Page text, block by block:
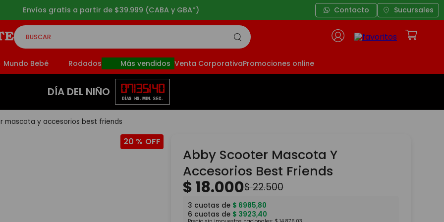
3 cuotas sin interés a partir de $49.999 Contacto Sucursales
BUSCAR
Mundo Bebé Rodados Más vendidos Venta CorporativaPromociones online
DÍA DEL NIÑO 07
DÍAS
13
HS.
51
MIN.
40
SEG.
mascota y accesorios best friends
20 %
Abby Scooter Mascota Y
Accesorios Best Friends
$18.000$22.500
3 cuotas de $ 6985,80
6 cuotas de $ 3923,40